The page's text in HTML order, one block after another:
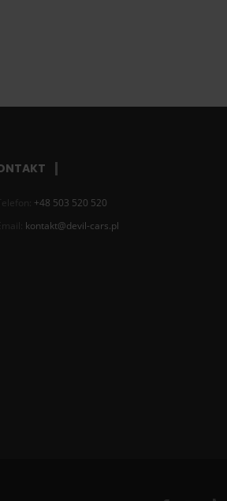
+48 503 520 520
Email: kontakt@devil-cars.pl